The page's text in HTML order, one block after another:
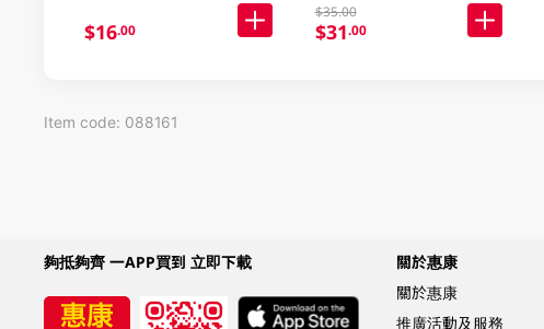
$16.00
$35.00
$31.00
Item code: 088161
夠抵夠齊 一APP買到 立即下載
關於惠康
關於惠康
推廣活動及服務